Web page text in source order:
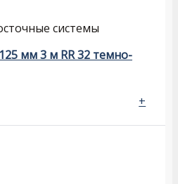
системы
мм 3 м RR 32 темно-
+